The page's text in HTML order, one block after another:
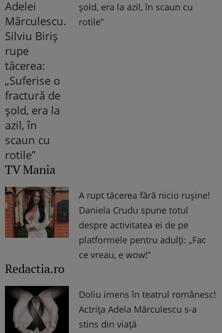
șold, era la azil, în scaun cu
rotile”
TV Mania
A rupt tăcerea fără nicio rușine!
Daniela Crudu spune totul
despre activitatea ei de pe
platformele pentru adulți: „Fac
ce vreau, e wow!”
Redactia.ro
Doliu imens în teatrul românesc!
Actrița Adela Mărculescu s-a
stins din viață